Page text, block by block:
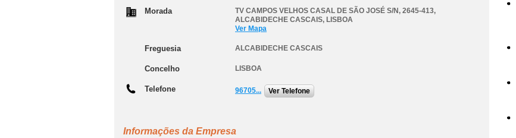
Morada TV CAMPOS VELHOS CASAL DE SÃO JOSÉ S/N, 2645-413,
ALCABIDECHE CASCAIS, LISBOA
Ver Mapa
Freguesia ALCABIDECHE CASCAIS
Concelho LISBOA
Telefone 96705... Ver Telefone
Informações da Empresa